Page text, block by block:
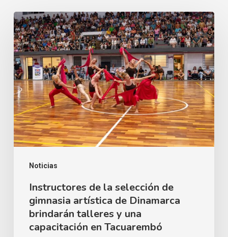
Noticias
Instructores
de
la
selección
de
gimnasia
artística
de
Dinamarca
brindarán
talleres
capacitación
Instructores de la selección de
gimnasia artística de Dinamarca
brindarán talleres y una
capacitación en Tacuarembó